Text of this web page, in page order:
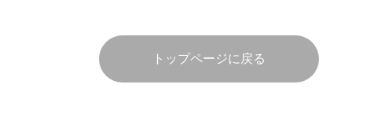
トップページに戻る